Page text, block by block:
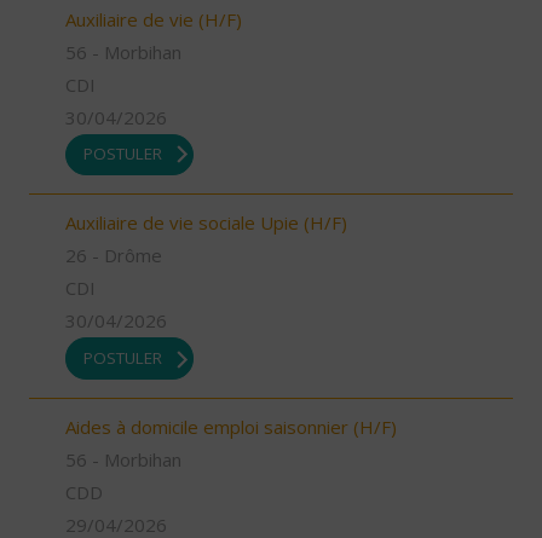
Auxiliaire de vie (H/F)
56 - Morbihan
CDI
30/04/2026
POSTULER
Auxiliaire de vie sociale Upie (H/F)
26 - Drôme
CDI
30/04/2026
POSTULER
Aides à domicile emploi saisonnier (H/F)
56 - Morbihan
CDD
29/04/2026